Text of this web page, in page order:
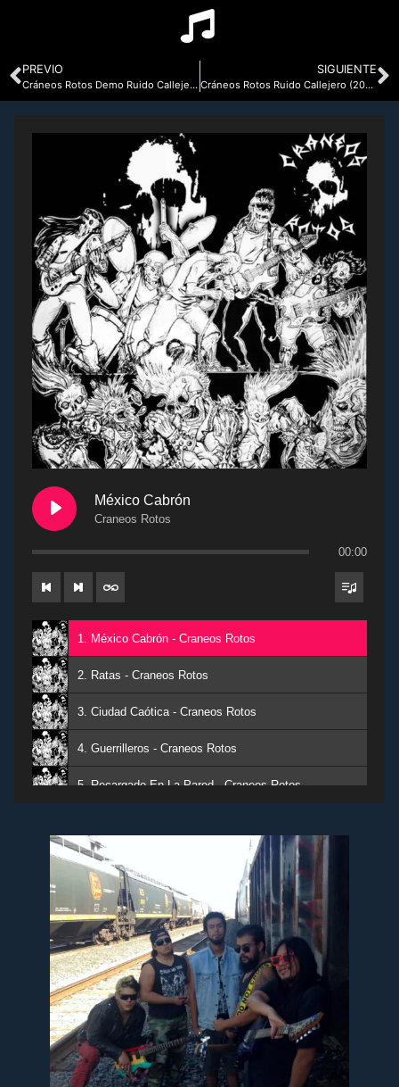
PREVIO
Cráneos Rotos Demo Ruido Callejero (2014)
SIGUIENTE
Cráneos Rotos Ruido Callejero (2015-2018)
México Cabrón
Craneos Rotos
00:00
1. México Cabrón - Craneos Rotos
2. Ratas - Craneos Rotos
3. Ciudad Caótica - Craneos Rotos
4. Guerrilleros - Craneos Rotos
5. Recargado En La Pared - Craneos Rotos
7. Soy De Lo Peor - Craneos Rotos
8. La Policía - Craneos Rotos
9. El SIDA - Craneos Rotos
10. Punx Hasta La Madre - Craneos Rotos
11. Existencia - Craneos Rotos
12. La Vieja Escuela - Craneos Rotos